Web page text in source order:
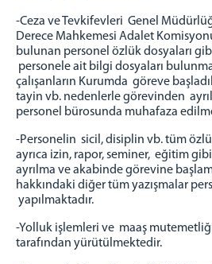
AMBAR BİRİMİ
PERSONEL BİRİMİ
KONROL MERKEZİ
SAYMANLIK
SAĞLIK BİRİMİ - REVİR
TEKNİK BİRİM
MANEVİ REHBERLİK BİRİMİ
ZİYARETÇİ REHBERİ
Eşya Teslim Kuralları
-Ceza ve Tevkifevleri Genel
Derece Mahkemesi Adalet
bulunan personel özlük dosyaları
personele ait bilgi dosyaları
çalışanların Kurumda göreve
tayin vb. nedenlerle görevinden
personel bürosunda muhafaza
-Personelin sicil, disiplin vb. tüm
ayrıca izin, rapor, seminer, eğitim
ayrılma ve akabinde görevine
hakkındaki diğer tüm yazışmalar
yapılmaktadır.
-Yolluk işlemleri ve maaş
tarafından yürütülmektedir.